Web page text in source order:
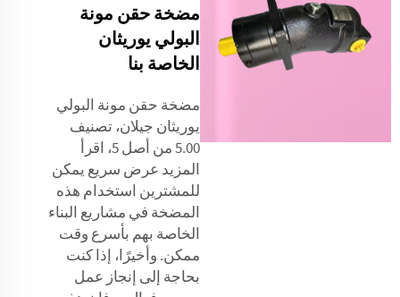
مضخة حقن مونة
البولي يوريثان
الخاصة بنا
مضخة حقن مونة البولي
يوريثان جيلان، تصنيف
5.00 من أصل 5، اقرأ
المزيد عرض سريع يمكن
للمشترين استخدام هذه
المضخة في مشاريع البناء
الخاصة بهم بأسرع وقت
ممكن. وأخيرًا، إذا كنت
بحاجة إلى إنجاز عمل